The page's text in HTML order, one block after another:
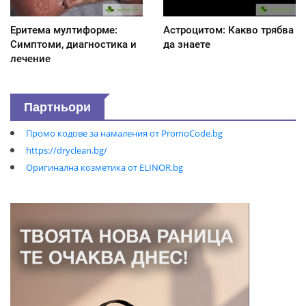
Еритема мултиформе:
Симптоми, диагностика и
лечение
Астроцитом: Какво трябва
да знаете
Партньори
Промо кодове за намаления от PromoCode.bg
https://dryclean.bg/
Оригинална козметика от ELINOR.bg